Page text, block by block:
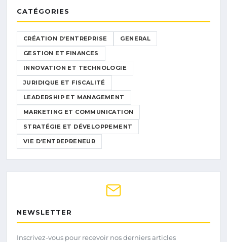
CATÉGORIES
CRÉATION D’ENTREPRISE GENERAL
GESTION ET FINANCES
INNOVATION ET TECHNOLOGIE
JURIDIQUE ET FISCALITÉ
LEADERSHIP ET MANAGEMENT
MARKETING ET COMMUNICATION
STRATÉGIE ET DÉVELOPPEMENT
VIE D’ENTREPRENEUR
NEWSLETTER
Inscrivez-vous pour recevoir nos derniers articles